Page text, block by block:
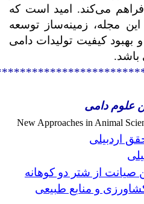
می‌کند. امید است که
مجله، زمینه‌ساز توسعه
بهبود کیفیت تولیدات دامی
باشد.
علوم دامی
New Approaches in Animal
اردبیلی
صیانت از شتر دو کوهانه
و منابع طبیعی